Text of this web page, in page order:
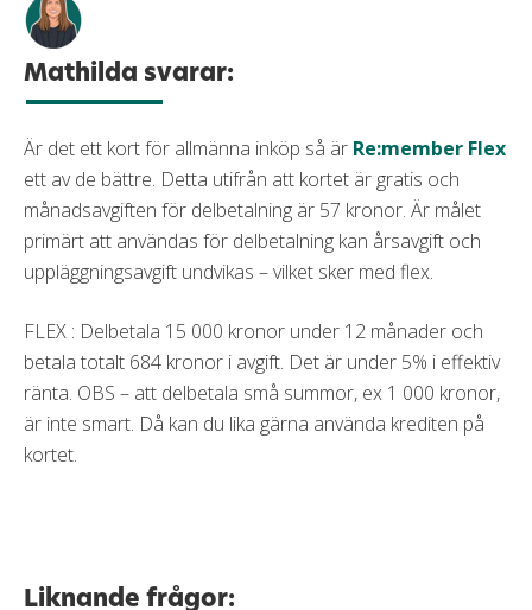
Mathilda svarar:
Är det ett kort för allmänna inköp så är Re:member Flex
ett av de bättre. Detta utifrån att kortet är gratis och
månadsavgiften för delbetalning är 57 kronor. Är målet
primärt att användas för delbetalning kan årsavgift och
uppläggningsavgift undvikas – vilket sker med flex.
FLEX : Delbetala 15 000 kronor under 12 månader och
betala totalt 684 kronor i avgift. Det är under 5% i effektiv
ränta. OBS – att delbetala små summor, ex 1 000 kronor,
är inte smart. Då kan du lika gärna använda krediten på
kortet.
Liknande frågor: